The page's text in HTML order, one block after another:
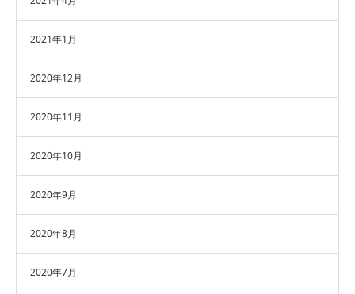
2021年1月
2020年12月
2020年11月
2020年10月
2020年9月
2020年8月
2020年7月